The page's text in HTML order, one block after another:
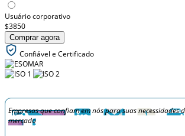
Usuário corporativo
$3850
Comprar agora
Confiável e Certificado
Empresas que confiam em nós para suas necessidades
mercado